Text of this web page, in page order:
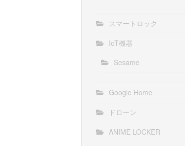
スマートロック
IoT機器
Sesame
Google Home
ドローン
ANIME LOCKER